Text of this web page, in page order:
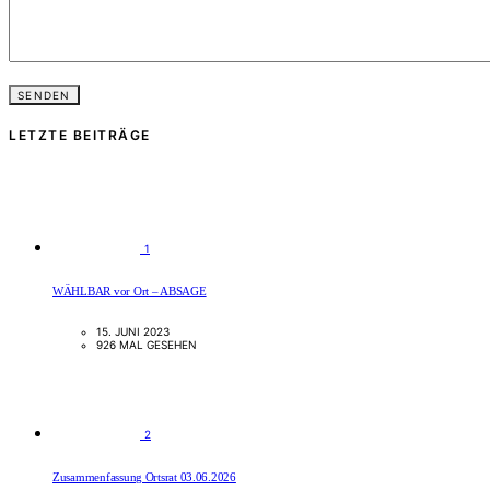
LETZTE BEITRÄGE
1
WÄHLBAR vor Ort – ABSAGE
15. JUNI 2023
926 MAL GESEHEN
2
Zusammenfassung Ortsrat 03.06.2026